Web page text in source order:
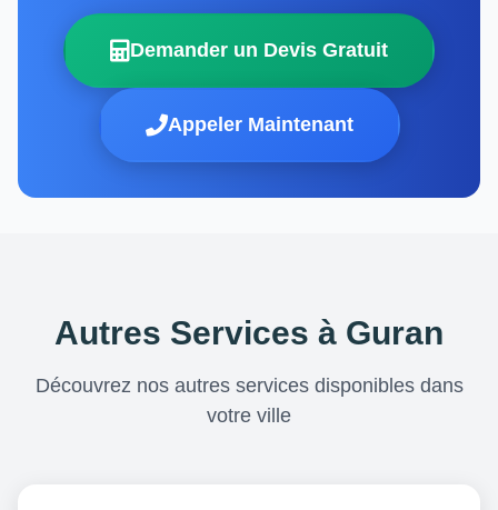
Demander un Devis Gratuit
Appeler Maintenant
Autres Services à Guran
Découvrez nos autres services disponibles dans
votre ville